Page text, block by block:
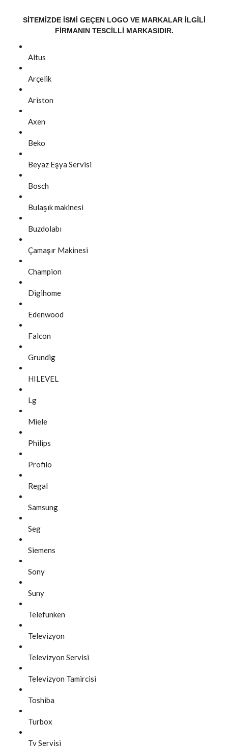
SITEMIZDE ISMI GEÇEN LOGO VE MARKALAR ILGILI
FIRMANIN TESCILLI MARKASIDIR.
Altus
Arçelik
Ariston
Axen
Beko
Beyaz Eşya Servisi
Bosch
Bulaşık makinesi
Buzdolabı
Çamaşır Makinesi
Champion
Digihome
Edenwood
Falcon
Grundig
HILEVEL
Lg
Miele
Philips
Profilo
Regal
Samsung
Seg
Siemens
Sony
Suny
Telefunken
Televizyon
Televizyon Servisi
Televizyon Tamircisi
Toshiba
Turbox
Tv Servisi